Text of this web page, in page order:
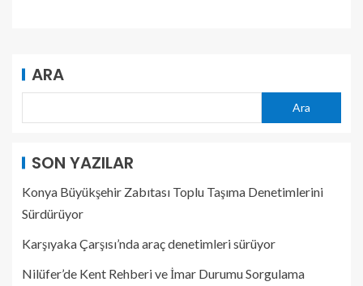
ARA
Ara
SON YAZILAR
Konya Büyükşehir Zabıtası Toplu Taşıma Denetimlerini
Sürdürüyor
Karşıyaka Çarşısı’nda araç denetimleri sürüyor
Nilüfer’de Kent Rehberi ve İmar Durumu Sorgulama